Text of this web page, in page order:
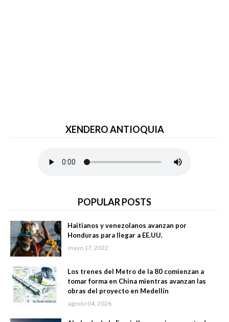
XENDERO ANTIOQUIA
POPULAR POSTS
Haitianos y venezolanos avanzan por
Honduras para llegar a EE.UU.
mayo 17, 2022
Los trenes del Metro de la 80 comienzan a
tomar forma en China mientras avanzan las
obras del proyecto en Medellín
agosto 04, 2026